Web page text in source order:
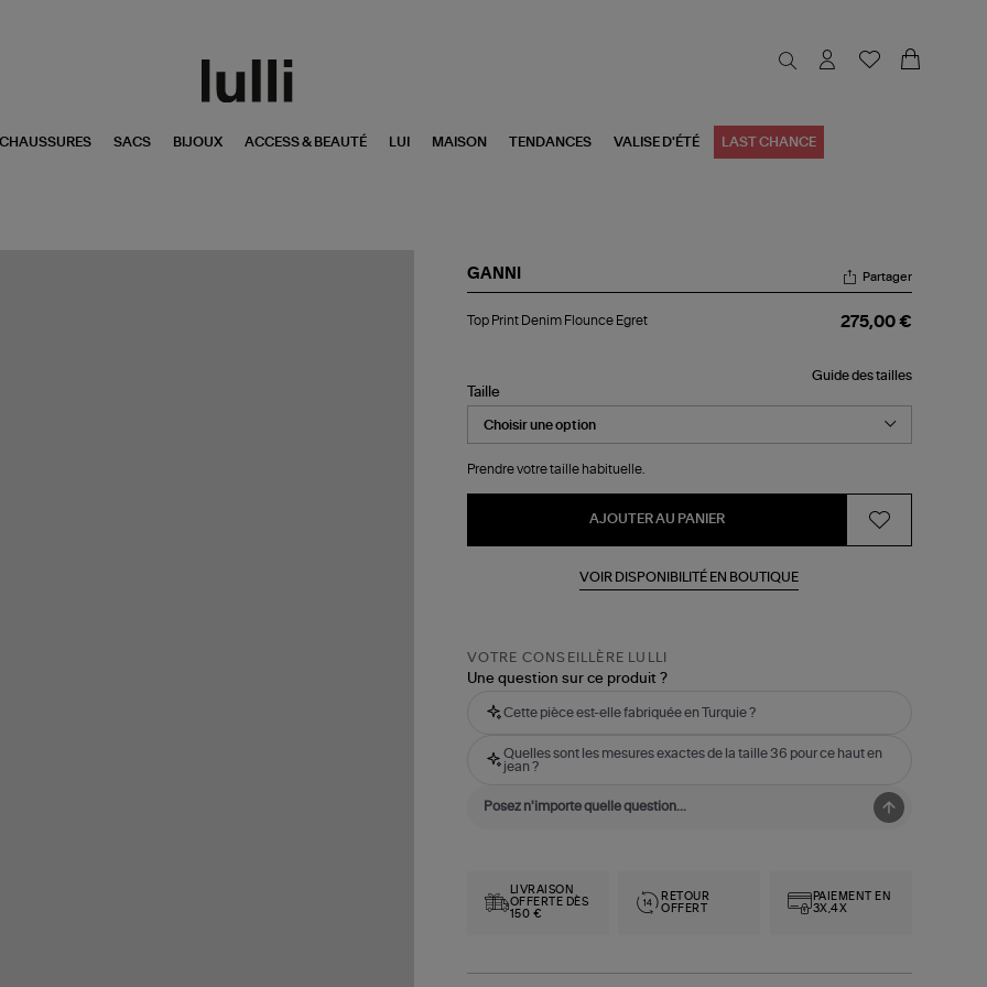
CHAUSSURES SACS BIJOUX ACCESS & BEAUTÉ LUI MAISON TENDANCES VALISE D'ÉTÉ LAST CHANCE
GANNI
Print
Partager
Top Print Denim Flounce Egret 275,00 €
Guide des tailles
Taille
Prendre votre taille habituelle.
AJOUTER AU PANIER
VOIR DISPONIBILITÉ EN BOUTIQUE
VOTRE CONSEILLÈRE LULLI
Une question sur ce produit ?
Cette pièce est-elle fabriquée en Turquie ?
Quelles sont les mesures exactes de la taille 36 pour ce haut en
jean ?
LIVRAISON
OFFERTE DÈS
150 €
RETOUR
OFFERT
PAIEMENT EN
3X,4X